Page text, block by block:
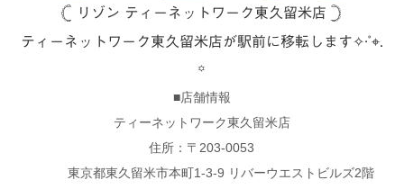
𓊆 リゾン ティーネットワーク東久留米店 𓊇
ティーネットワーク東久留米店が駅前に移転します✧·˚⌖.
꙳
■店舗情報
ティーネットワーク東久留米店
住所：〒203-0053
東京都東久留米市本町1-3-9 リバーウエストビルズ2階